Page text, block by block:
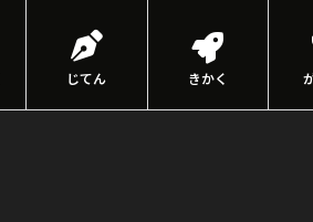
じてん きかく